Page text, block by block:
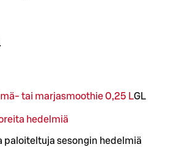
tai marjasmoothie 0,25 LGL
hedelmiä
paloiteltuja sesongin hedelmiä